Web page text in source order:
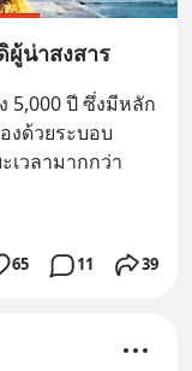
จักรพรรดิผู้น่าสงสาร
5,000 ปี ซึ่งมีหลัก
งด้วยระบอบ
วลามากกว่า
65 11 39